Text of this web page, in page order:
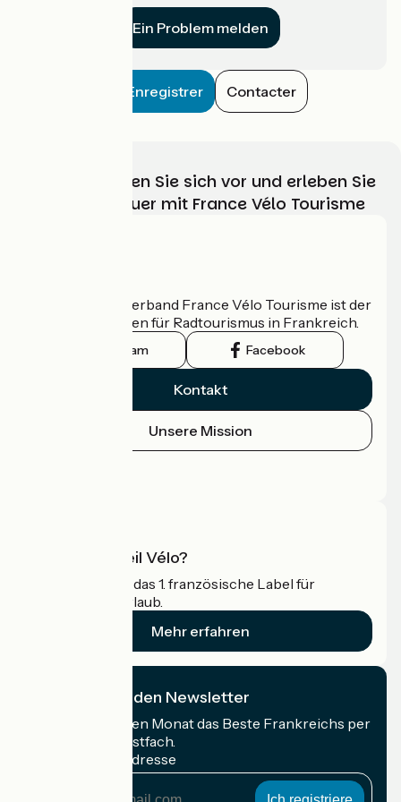
Ein Problem melden
Enregistrer Contacter
Wählen, bereiten Sie sich vor und erleben Sie
Ihr Radabenteuer mit France Vélo Tourisme
Der nationale Verband France Vélo Tourisme ist der
offizielle Leitfaden für Radtourismus in Frankreich.
Instagram Facebook
Kontakt
Unsere Mission
Was ist Accueil Vélo?
Accueil Vélo ist das 1. französische Label für
Radfahrer im Urlaub.
Mehr erfahren
Ich abonniere den Newsletter
Erhalten Sie jeden Monat das Beste Frankreichs per
Rad in Ihrem Postfach.
Meine E-Mail-Adresse